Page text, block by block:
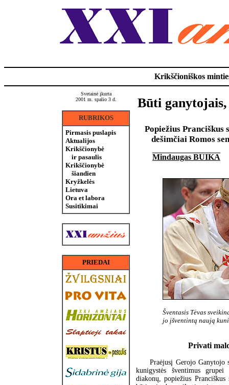
Krikščioniškos
Svetainė įkurta
2001 m. spalio 3 d.
RUBRIKOS
Pirmasis puslapis
Aktualijos
Krikščionybė
ir pasaulis
Krikščionybė
šiandien
Kryžkelės
Lietuva
Ora et labora
Susitikimai
PRIEDAI
Būti
Popiežius Pranciškus
dešimčiai Romos
Mindaugas BUIKA
Šventasis Tėvas
jo įšventintą naują
Privati
Praėjusį Gerojo Ganytojo
kunigystės šventimus
diakonų, popiežius